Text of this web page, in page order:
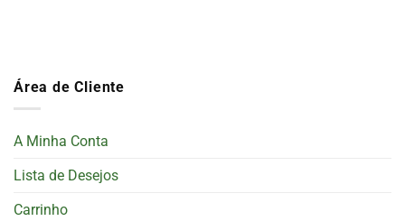
Área de Cliente
A Minha Conta
Lista de Desejos
Carrinho